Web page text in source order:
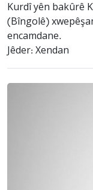
Kurdî yên bakûrê
(Bîngolê)
encamdane.
Jêder: Xendan